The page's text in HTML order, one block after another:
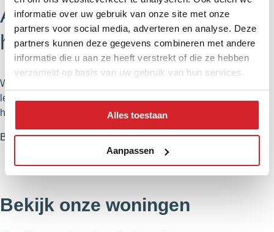
informatie over uw gebruik van onze site met onze
partners voor social media, adverteren en analyse. Deze
partners kunnen deze gegevens combineren met andere
informatie die u aan ze heeft verstrekt of die ze hebben
verzameld op basis van uw gebruik van hun services.
Alles toestaan
Aanpassen
Alles over het kopen van een
huis
Wat komt er allemaal kijken bij het kopen van een huis? Je
leest het in ons stappenplan over een huis kopen. Inclusief
handige tijdlijn en fijne video’s.
Bekijk het stappenplan
Bekijk onze woningen